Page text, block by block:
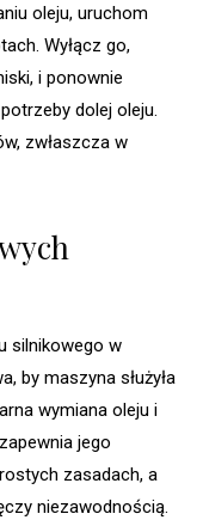
oleju, uruchom
Wyłącz go,
i ponownie
dolej oleju.
zwłaszcza w
silnikowego w
by maszyna służyła
wymiana oleju i
jego
zasadach, a
niezawodnością.